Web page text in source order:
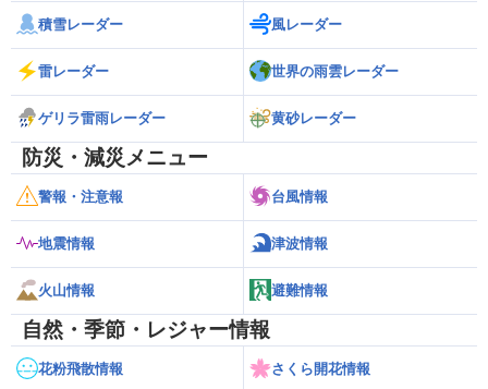
積雪レーダー 風レーダー
雷レーダー 世界の雨雲レーダー
ゲリラ雷雨レーダー 黄砂レーダー
防災・減災メニュー
警報・注意報 台風情報
地震情報 津波情報
火山情報 避難情報
自然・季節・レジャー情報
花粉飛散情報 さくら開花情報